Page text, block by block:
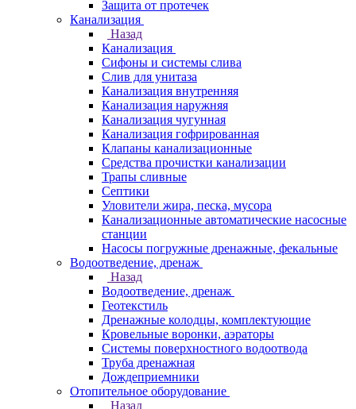
Защита от протечек
Канализация
Назад
Канализация
Сифоны и системы слива
Слив для унитаза
Канализация внутренняя
Канализация наружняя
Канализация чугунная
Канализация гофрированная
Клапаны канализационные
Средства прочистки канализации
Трапы сливные
Септики
Уловители жира, песка, мусора
Канализационные автоматические насосные
станции
Насосы погружные дренажные, фекальные
Водоотведение, дренаж
Назад
Водоотведение, дренаж
Геотекстиль
Дренажные колодцы, комплектующие
Кровельные воронки, аэраторы
Системы поверхностного водоотвода
Труба дренажная
Дождеприемники
Отопительное оборудование
Назад